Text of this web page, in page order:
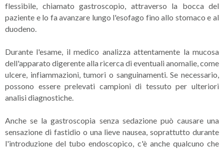
flessibile, chiamato gastroscopio, attraverso la bocca del
paziente e lo fa avanzare lungo l'esofago fino allo stomaco e al
duodeno.
Durante l'esame, il medico analizza attentamente la mucosa
dell'apparato digerente alla ricerca di eventuali anomalie, come
ulcere, infiammazioni, tumori o sanguinamenti. Se necessario,
possono essere prelevati campioni di tessuto per ulteriori
analisi diagnostiche.
Anche se la gastroscopia senza sedazione può causare una
sensazione di fastidio o una lieve nausea, soprattutto durante
l'introduzione del tubo endoscopico, c'è anche qualcuno che